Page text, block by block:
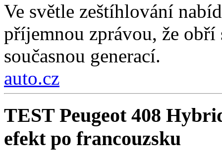
Ve světle zeštíhlování
příjemnou zprávou, že
současnou generací.
auto.cz
TEST Peugeot 408
efekt po francouzsku